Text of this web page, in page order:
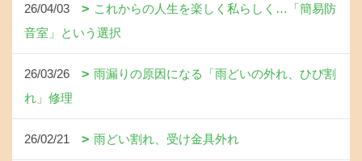
26/04/03
これからの人生を楽しく私らしく…「簡易防
音室」という選択
26/03/26
雨漏りの原因になる「雨どいの外れ、ひび割
れ」修理
26/02/21 雨どい割れ、受け金具外れ